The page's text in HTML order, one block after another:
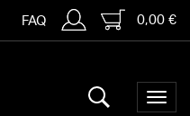
FAQ 0,00 €